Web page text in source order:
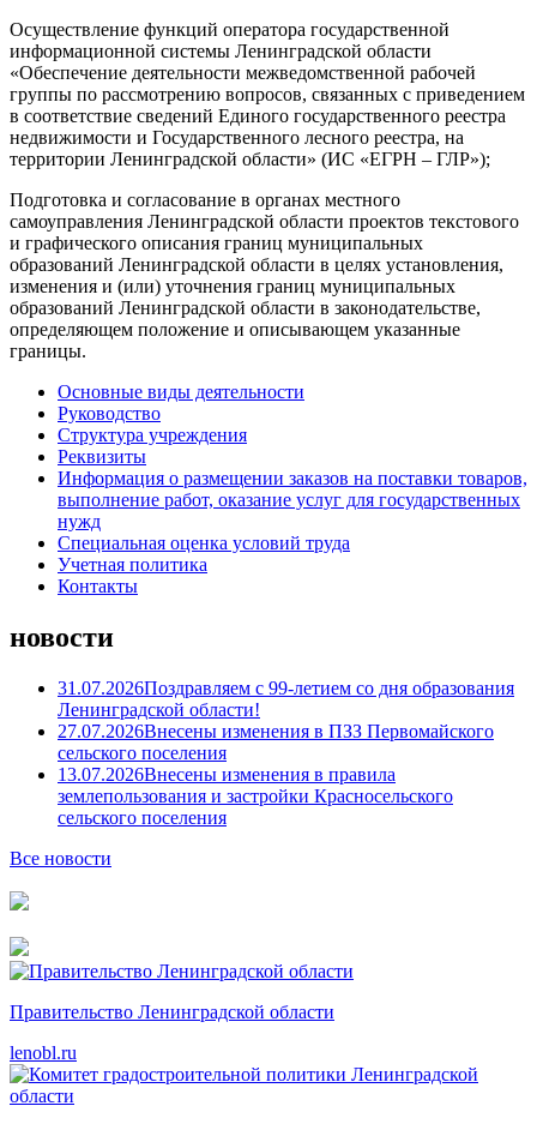
Осуществление функций оператора государственной
информационной системы Ленинградской области
«Обеспечение деятельности межведомственной рабочей
группы по рассмотрению вопросов, связанных с приведением
в соответствие сведений Единого государственного реестра
недвижимости и Государственного лесного реестра, на
территории Ленинградской области» (ИС «ЕГРН – ГЛР»);
Подготовка и согласование в органах местного
самоуправления Ленинградской области проектов текстового
и графического описания границ муниципальных
образований Ленинградской области в целях установления,
изменения и (или) уточнения границ муниципальных
образований Ленинградской области в законодательстве,
определяющем положение и описывающем указанные
границы.
Основные виды деятельности
Руководство
Структура учреждения
Реквизиты
Информация о размещении заказов на поставки товаров,
выполнение работ, оказание услуг для государственных
нужд
Специальная оценка условий труда
Учетная политика
Контакты
новости
31.07.2026Поздравляем с 99-летием со дня образования
Ленинградской области!
27.07.2026Внесены изменения в ПЗЗ Первомайского
сельского поселения
13.07.2026Внесены изменения в правила
землепользования и застройки Красносельского
сельского поселения
Все новости
Правительство Ленинградской области
lenobl.ru